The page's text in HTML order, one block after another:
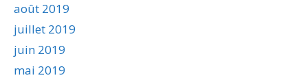
août 2019
juillet 2019
juin 2019
mai 2019